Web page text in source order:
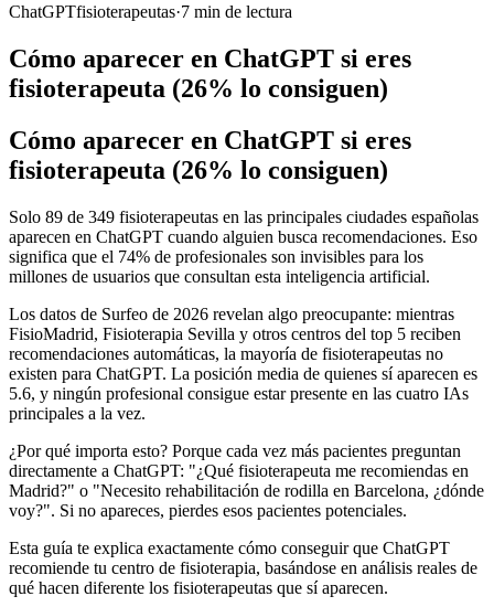
ChatGPTfisioterapeutas·7 min de lectura
Cómo aparecer en ChatGPT si eres
fisioterapeuta (26% lo consiguen)
Cómo aparecer en ChatGPT si eres
fisioterapeuta (26% lo consiguen)
Solo 89 de 349 fisioterapeutas en las principales ciudades españolas
aparecen en ChatGPT cuando alguien busca recomendaciones. Eso
significa que el 74% de profesionales son invisibles para los
millones de usuarios que consultan esta inteligencia artificial.
Los datos de Surfeo de 2026 revelan algo preocupante: mientras
FisioMadrid, Fisioterapia Sevilla y otros centros del top 5 reciben
recomendaciones automáticas, la mayoría de fisioterapeutas no
existen para ChatGPT. La posición media de quienes sí aparecen es
5.6, y ningún profesional consigue estar presente en las cuatro IAs
principales a la vez.
¿Por qué importa esto? Porque cada vez más pacientes preguntan
directamente a ChatGPT: "¿Qué fisioterapeuta me recomiendas en
Madrid?" o "Necesito rehabilitación de rodilla en Barcelona, ¿dónde
voy?". Si no apareces, pierdes esos pacientes potenciales.
Esta guía te explica exactamente cómo conseguir que ChatGPT
recomiende tu centro de fisioterapia, basándose en análisis reales de
qué hacen diferente los fisioterapeutas que sí aparecen.